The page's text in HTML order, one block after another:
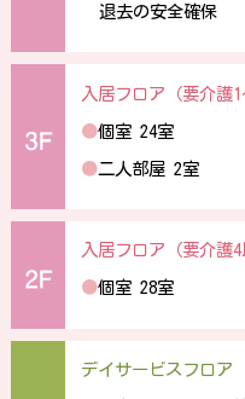
退去の安全確保
入居フロア（要介護1
●個室 24室
●二人部屋 2室
入居フロア（要介護
●個室 28室
デイサービスフロア